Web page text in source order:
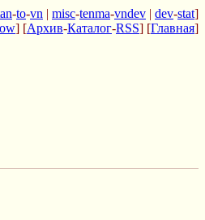
-to-vn | misc-tenma-vndev | dev-stat]
] [Архив-Каталог-RSS] [Главная]